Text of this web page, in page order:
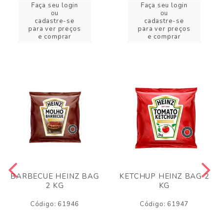
Faça seu login
ou
cadastre-se
para ver preços
e comprar
Faça seu login
ou
cadastre-se
para ver preços
e comprar
BARBECUE HEINZ BAG
2 KG
Código: 61946
KETCHUP HEINZ BAG 2
KG
Código: 61947